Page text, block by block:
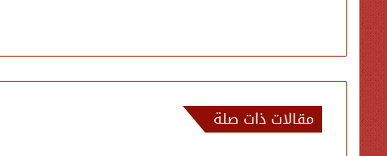
مقالات ذات صلة